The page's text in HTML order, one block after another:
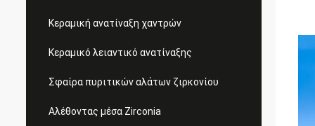
Κεραμική ανατίναξη χαντρών
Κεραμικό λειαντικό ανατίναξης
Σφαίρα πυριτικών αλάτων ζιρκονίου
Αλέθοντας μέσα Zirconia